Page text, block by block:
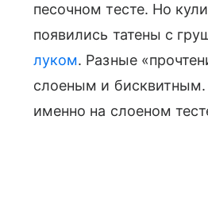
песочном тесте. Но
появились татены с
луком. Разные
слоеным и
именно на слоеном